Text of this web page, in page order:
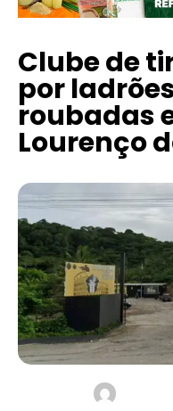
Clube de
por
roubadas
Lourenço